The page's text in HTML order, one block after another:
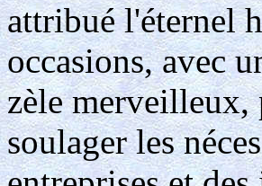
attribué l'éternel
occasions, avec
zèle merveilleux,
soulager les